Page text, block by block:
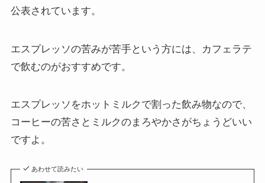
公表されています。
エスプレッソの苦みが苦手という方には、カフェラテ
で飲むのがおすすめです。
エスプレッソをホットミルクで割った飲み物なので、
コーヒーの苦さとミルクのまろやかさがちょうどいい
ですよ。
あわせて読みたい